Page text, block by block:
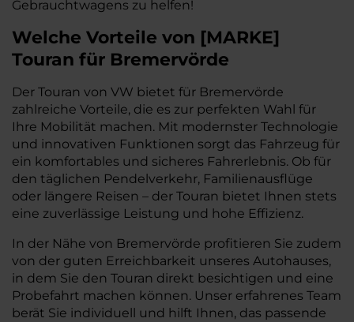
Gebrauchtwagens zu helfen!
Welche Vorteile von [MARKE]
Touran für Bremervörde
Der Touran von VW bietet für Bremervörde
zahlreiche Vorteile, die es zur perfekten Wahl für
Ihre Mobilität machen. Mit modernster Technologie
und innovativen Funktionen sorgt das Fahrzeug für
ein komfortables und sicheres Fahrerlebnis. Ob für
den täglichen Pendelverkehr, Familienausflüge
oder längere Reisen – der Touran bietet Ihnen stets
eine zuverlässige Leistung und hohe Effizienz.
In der Nähe von Bremervörde profitieren Sie zudem
von der guten Erreichbarkeit unseres Autohauses,
in dem Sie den Touran direkt besichtigen und eine
Probefahrt machen können. Unser erfahrenes Team
berät Sie individuell und hilft Ihnen, das passende